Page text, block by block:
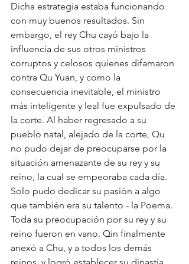
Dicha estrategia estaba funcionando
con muy buenos resultados. Sin
embargo, el rey Chu cayó bajo la
influencia de sus otros ministros
corruptos y celosos quienes difamaron
contra Qu Yuan, y como la
consecuencia inevitable, el ministro
más inteligente y leal fue expulsado de
la corte. Al haber regresado a su
pueblo natal, alejado de la corte, Qu
no pudo dejar de preocuparse por la
situación amenazante de su rey y su
reino, la cual se empeoraba cada día.
Solo pudo dedicar su pasión a algo
que también era su talento - la Poema.
Toda su preocupación por su rey y su
reino fueron en vano. Qin finalmente
anexó a Chu, y a todos los demás